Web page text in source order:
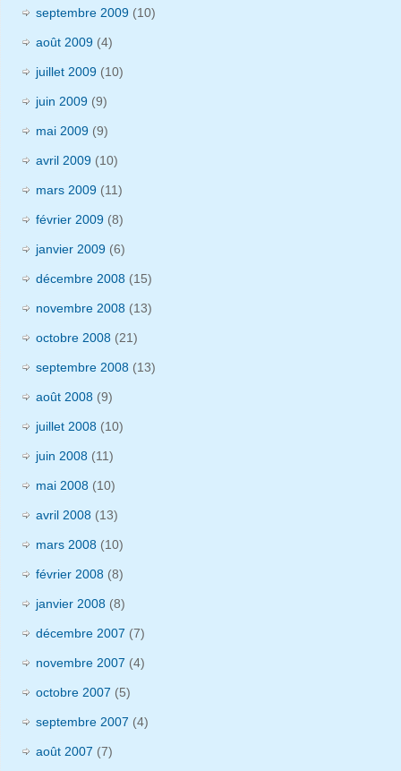
septembre 2009 (10)
août 2009 (4)
juillet 2009 (10)
juin 2009 (9)
mai 2009 (9)
avril 2009 (10)
mars 2009 (11)
février 2009 (8)
janvier 2009 (6)
décembre 2008 (15)
novembre 2008 (13)
octobre 2008 (21)
septembre 2008 (13)
août 2008 (9)
juillet 2008 (10)
juin 2008 (11)
mai 2008 (10)
avril 2008 (13)
mars 2008 (10)
février 2008 (8)
janvier 2008 (8)
décembre 2007 (7)
novembre 2007 (4)
octobre 2007 (5)
septembre 2007 (4)
août 2007 (7)